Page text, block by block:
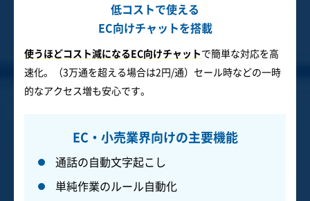
低コストで使える
EC向けチャットを搭載
使うほどコスト減になるEC向けチャットで簡単な対応を高
速化。（3万通を超える場合は2円/通）セール時などの一時
的なアクセス増も安心です。
EC・小売業界向けの主要機能
通話の自動文字起こし
単純作業のルール自動化